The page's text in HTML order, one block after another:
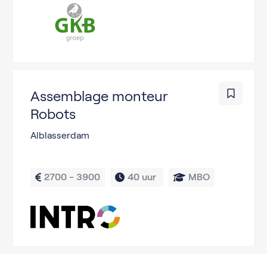
Assemblage monteur
Robots
Alblasserdam
2700 - 3900 40 uur MBO